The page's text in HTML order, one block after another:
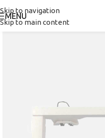
Skip to navigation
Skip to main content
MENU